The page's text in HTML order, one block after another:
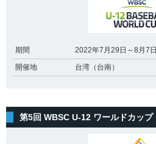
期間
2022年7月29日～8月7日
開催地
台湾（台南）
第5回 WBSC U-12 ワールドカップ